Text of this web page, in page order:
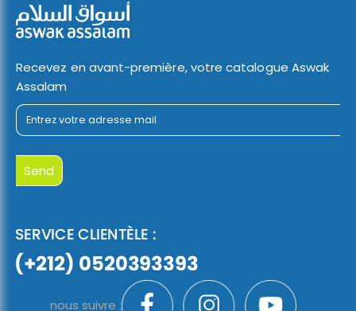
Recevez en avant-première, votre catalogue Aswak
Assalam
nous suivre :